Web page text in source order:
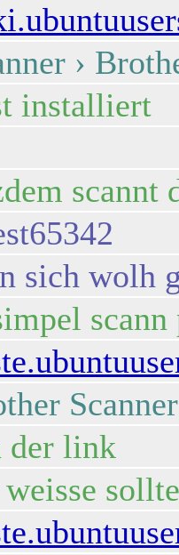
›
installiert
scannt
sich wolh
der link